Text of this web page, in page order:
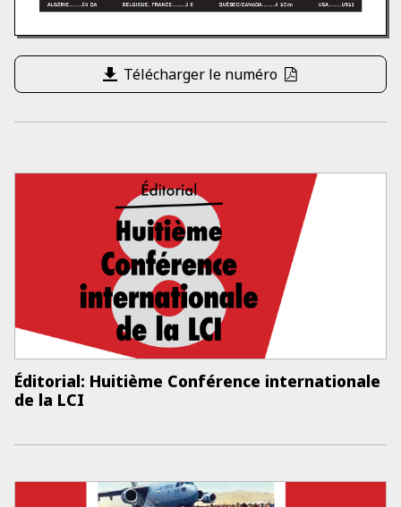
Télécharger le numéro
Éditorial: Huitième Conférence internationale
de la LCI